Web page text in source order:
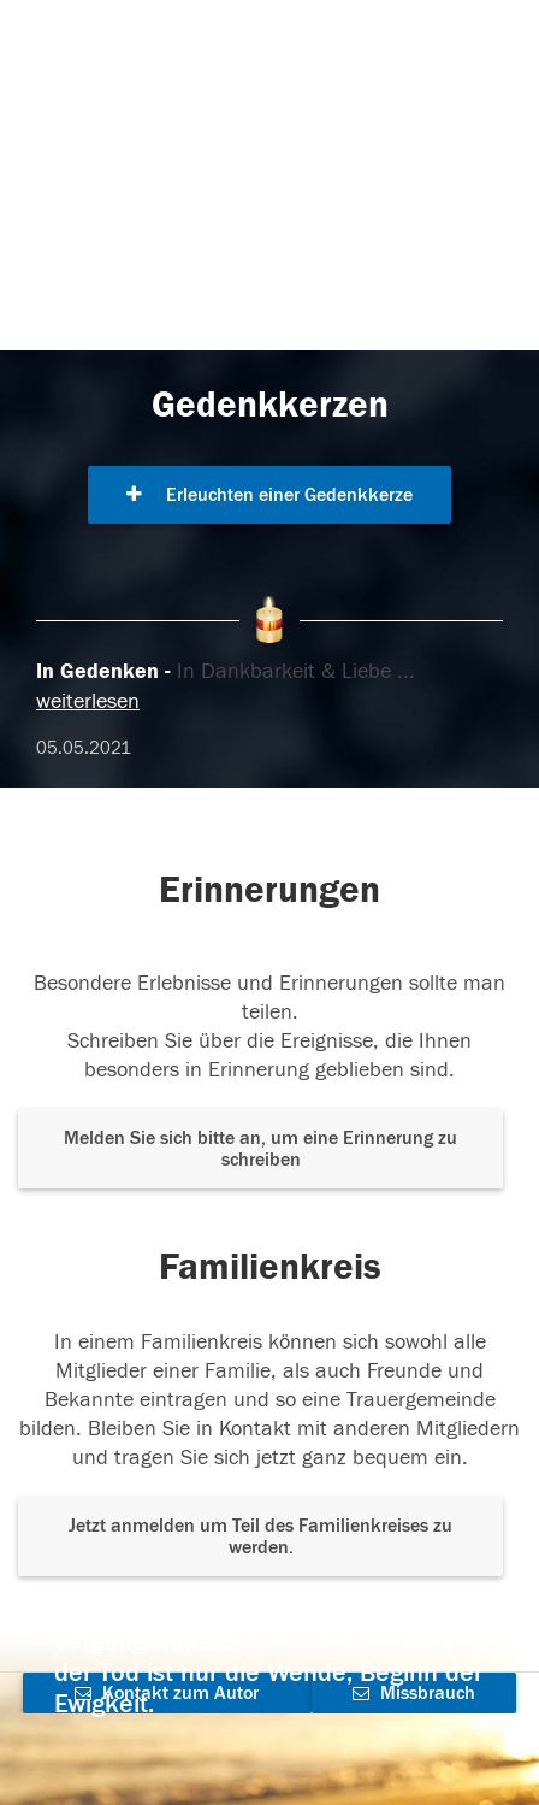
Gedenkkerzen
Erleuchten einer Gedenkkerze
In Gedenken In Dankbarkeit & Liebe ...
weiterlesen
05.05.2021
Erinnerungen
Besondere Erlebnisse und Erinnerungen sollte man
teilen.
Schreiben Sie über die Ereignisse, die Ihnen
besonders in Erinnerung geblieben sind.
Melden Sie sich bitte an, um eine Erinnerung zu
schreiben
Familienkreis
In einem Familienkreis können sich sowohl alle
Mitglieder einer Familie, als auch Freunde und
Bekannte eintragen und so eine Trauergemeinde
bilden. Bleiben Sie in Kontakt mit anderen Mitgliedern
und tragen Sie sich jetzt ganz bequem ein.
Jetzt anmelden um Teil des Familienkreises zu
werden.
der Tod ist nur die Wende, Beginn der
Ewigkeit.
Kontakt zum Autor
aufnehmen
Missbrauch